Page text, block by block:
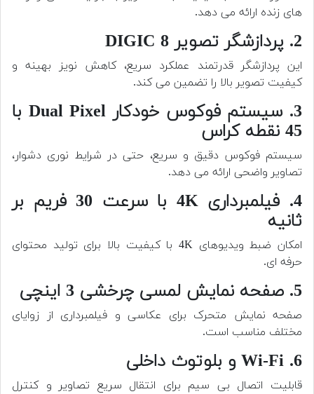
های زنده ارائه می دهد.
2. پردازشگر تصویر DIGIC 8
این پردازشگر قدرتمند عملکرد سریع، کاهش نویز بهینه و
کیفیت تصویر بالا را تضمین می کند.
3. سیستم فوکوس خودکار Dual Pixel با
45 نقطه کراس
سیستم فوکوس دقیق و سریع، حتی در شرایط نوری دشوار،
تصاویر واضحی ارائه می دهد.
4. فیلمبرداری 4K با سرعت 30 فریم بر
ثانیه
امکان ضبط ویدیوهای 4K با کیفیت بالا برای تولید محتوای
حرفه ای.
5. صفحه نمایش لمسی چرخشی 3 اینچی
صفحه نمایش متحرک برای عکاسی و فیلمبرداری از زوایای
مختلف مناسب است.
6. Wi-Fi و بلوتوث داخلی
قابلیت اتصال بی سیم برای انتقال سریع تصاویر و کنترل